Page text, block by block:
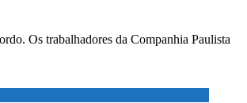
Os trabalhadores da Companhia Paulista